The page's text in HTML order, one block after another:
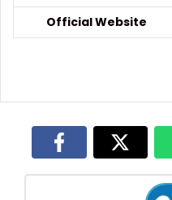
Official Website